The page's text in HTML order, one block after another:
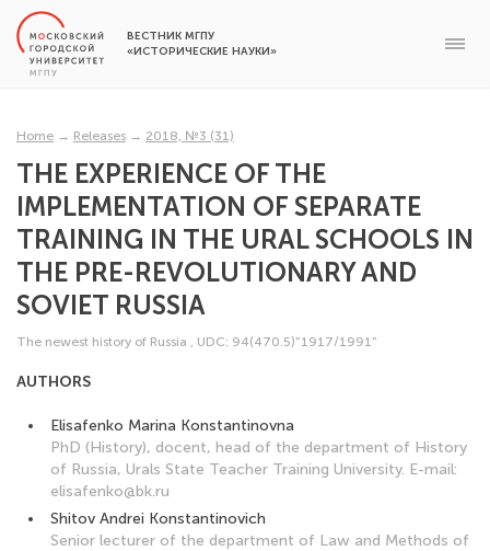
ВЕСТНИК МГПУ
«ИСТОРИЧЕСКИЕ НАУКИ»
Home → Releases → 2018, №3 (31)
THE EXPERIENCE OF THE
IMPLEMENTATION OF SEPARATE
TRAINING IN THE URAL SCHOOLS IN
THE PRE-REVOLUTIONARY AND
SOVIET RUSSIA
The newest history of Russia , UDC: 94(470.5)"1917/1991"
AUTHORS
Elisafenko Marina Konstantinovna
PhD (History), docent, head of the department of History
of Russia, Urals State Teacher Training University. E-mail:
elisafenko@bk.ru
Shitov Andrei Konstantinovich
Senior lecturer of the department of Law and Methods of